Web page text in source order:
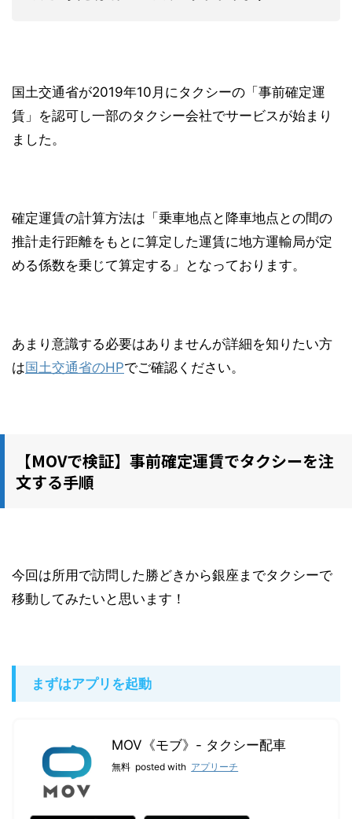
国土交通省が2019年10月にタクシーの「事前確定運
賃」を認可し一部のタクシー会社でサービスが始まり
ました。
確定運賃の計算方法は「乗車地点と降車地点との間の
推計走行距離をもとに算定した運賃に地方運輸局が定
める係数を乗じて算定する」となっております。
あまり意識する必要はありませんが詳細を知りたい方
は国土交通省のHPでご確認ください。
【MOVで検証】事前確定運賃でタクシーを注
文する手順
今回は所用で訪問した勝どきから銀座までタク シーで
移動してみたいと思います！
まずはアプリを起動
MOV《モブ》- タクシー配車
無料 posted with アプリーチ